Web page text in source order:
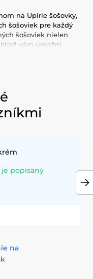
na Upírie šošovky,
šošoviek pre každý
šošoviek nielen
vám umožní
vám poskytnú
do svojho života
popísaný
na